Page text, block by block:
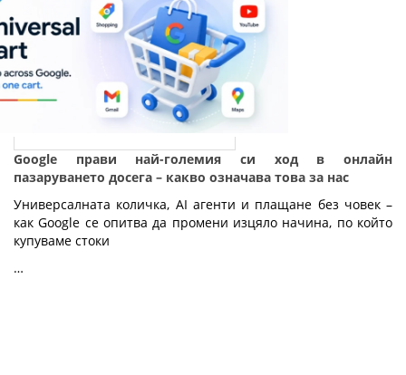
Google прави най-големия си ход в онлайн
пазаруването досега – какво означава това за нас
Универсалната количка, AI агенти и плащане без човек –
как Google се опитва да промени изцяло начина, по който
купуваме стоки
…